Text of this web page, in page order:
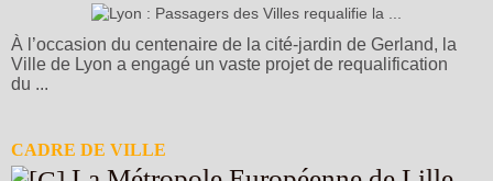
À l’occasion du centenaire de la cité-jardin de Gerland, la
Ville de Lyon a engagé un vaste projet de requalification
du ...
CADRE DE VILLE